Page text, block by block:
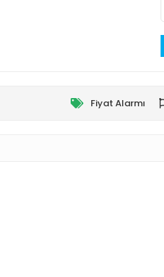
Fiyat Alarmı